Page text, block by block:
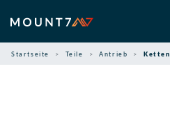
Inhalt
springen
Startseite Teile Antrieb Ketten